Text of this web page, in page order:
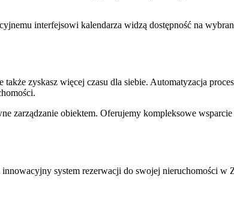
interfejsowi kalendarza widzą dostępność na
zyskasz więcej czasu dla siebie. Automatyzacja
obiektem. Oferujemy kompleksowe wsparcie
system rezerwacji do swojej nieruchomości w